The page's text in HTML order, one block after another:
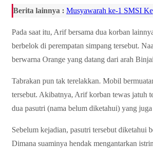
Berita lainnya : Musyawarah ke-1 SMSI
Pada saat itu, Arif bersama dua korban
berbelok di perempatan simpang tersebut.
berwarna Orange yang datang dari arah
Tabrakan pun tak terelakkan. Mobil
tersebut. Akibatnya, Arif korban tewas jatuh
dua pasutri (nama belum diketahui) yang
Sebelum kejadian, pasutri tersebut diketahui
Dimana suaminya hendak mengantarkan